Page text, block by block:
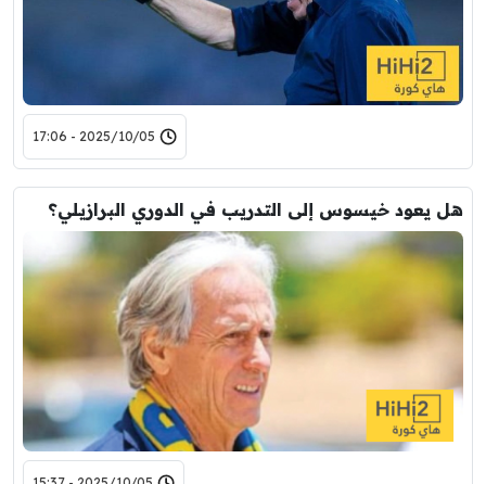
2025/10/05 - 17:06
هل يعود خيسوس إلى التدريب في الدوري البرازيلي؟